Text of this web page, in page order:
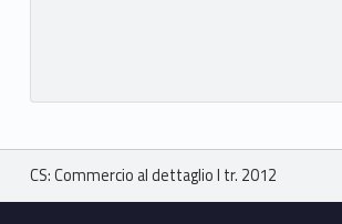
Breadcrumbs navigation
CS: Commercio al dettaglio I tr. 2012